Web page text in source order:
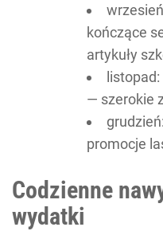
kończące
artykuły
listopad:
— szerokie
promocje
Codzienne
wydatki